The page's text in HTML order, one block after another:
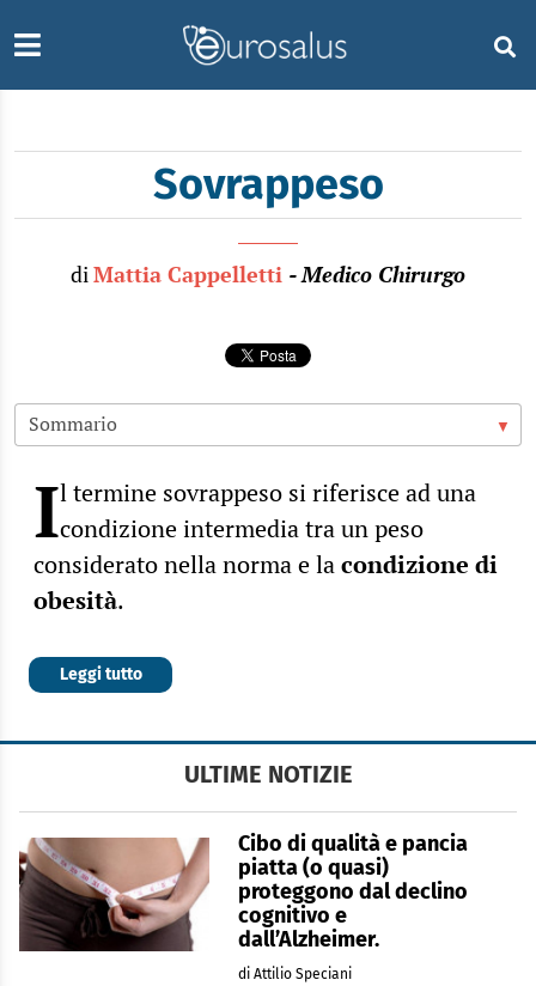
Sovrappeso
diMattia Cappelletti - Medico Chirurgo
Il termine sovrappeso si riferisce ad una
condizione intermedia tra un peso
considerato nella norma e lacondizione di
obesità.
Leggi tutto
ULTIME NOTIZIE
Cibo di qualità e pancia
piatta (o quasi)
proteggono dal declino
cognitivo e
dall’Alzheimer.
di Attilio Speciani